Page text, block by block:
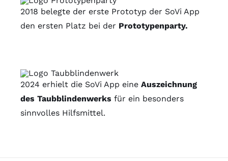
2018 belegte der erste Prototyp der SoVi App
den ersten Platz bei der Prototypenparty.
2024 erhielt die SoVi App eine Auszeichnung
des Taubblindenwerks für ein besonders
sinnvolles Hilfsmittel.